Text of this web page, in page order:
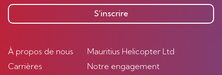
S’inscrire
À propos de nous
Carrières
Mauritius Helicopter Ltd
Notre engagement